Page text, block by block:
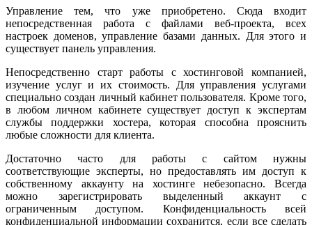
Управление тем, что уже приобретено. Сюда входит
непосредственная работа с файлами веб-проекта, всех
настроек доменов, управление базами данных. Для этого и
существует панель управления.
Непосредственно старт работы с хостинговой компанией,
изучение услуг и их стоимость. Для управления услугами
специально создан личный кабинет пользователя. Кроме того,
в любом личном кабинете существует доступ к экспертам
службы поддержки хостера, которая способна прояснить
любые сложности для клиента.
Достаточно часто для работы с сайтом нужны
соответствующие эксперты, но предоставлять им доступ к
собственному аккаунту на хостинге небезопасно. Всегда
можно зарегистрировать выделенный аккаунт с
ограниченным доступом. Конфиденциальность всей
конфиденциальной информации сохранится, если все сделать